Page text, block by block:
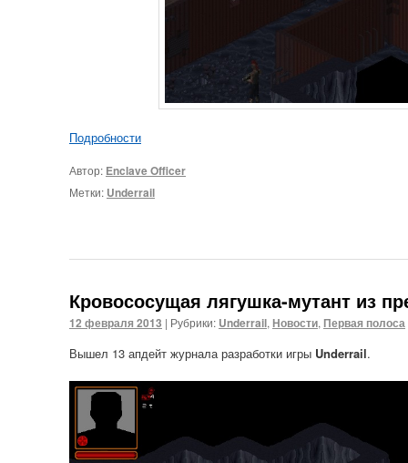
Подробности
Автор: Enclave Officer
Метки: Underrail
Кровососущая лягушка-мутант из
12 февраля 2013 | Рубрики: Underrail, Новости, Первая полоса
Вышел 13 апдейт журнала разработки игры Underrail.